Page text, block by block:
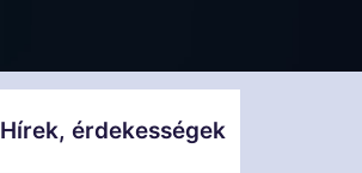
Hírek, érdekességek